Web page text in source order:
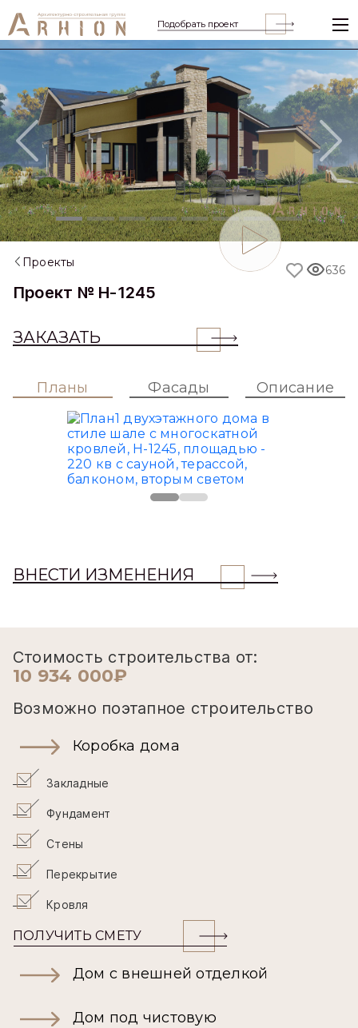
Подобрать проект
Previous
Проекты
Проект № H-1245
ЗАКАЗАТЬ
636
Планы Фасады Описание
ВНЕСТИ ИЗМЕНЕНИЯ
Стоимость строительства от:
10 934 000₽
Возможно поэтапное строительство
Коробка дома
Закладные
Фундамент
Стены
Перекрытие
Кровля
ПОЛУЧИТЬ СМЕТУ
Дом с внешней отделкой
Дом под чистовую